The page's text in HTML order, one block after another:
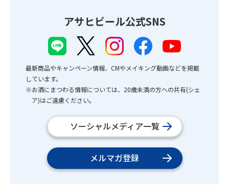
アサヒビール公式SNS
最新商品やキャンペーン情報、CMやメイキング動画などを掲載
しています。
※お酒にまつわる情報については、20歳未満の方への共有(シェ
ア)はご遠慮ください。
ソーシャルメディア一覧
メルマガ登録